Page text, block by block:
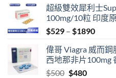
超級雙效犀利士
100mg/10粒 印度
$529 – $1890Price
$529
偉哥 Viagra 威而
西地那非片100mg
$500 Original
$480Current